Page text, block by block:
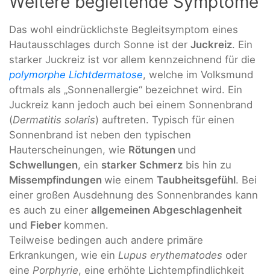
Das wohl eindrücklichste Begleitsymptom eines
Hautausschlages durch Sonne ist der Juckreiz. Ein
starker Juckreiz ist vor allem kennzeichnend für die
polymorphe Lichtdermatose, welche im Volksmund
oftmals als „Sonnenallergie“ bezeichnet wird. Ein
Juckreiz kann jedoch auch bei einem Sonnenbrand
(Dermatitis solaris) auftreten. Typisch für einen
Sonnenbrand ist neben den typischen
Hauterscheinungen, wie Rötungen und
Schwellungen, ein starker Schmerz bis hin zu
Missempfindungen wie einem Taubheitsgefühl. Bei
einer großen Ausdehnung des Sonnenbrandes kann
es auch zu einer allgemeinen Abgeschlagenheit
und Fieber kommen.
Teilweise bedingen auch andere primäre
Erkrankungen, wie ein Lupus erythematodes oder
eine Porphyrie, eine erhöhte Lichtempfindlichkeit